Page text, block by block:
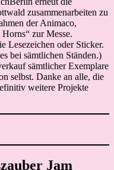
zusammenarbeiten zu
der Animaco,
zur Messe.
Lesezeichen oder Sticker.
bei sämtlichen Ständen.)
sämtlicher Exemplare
selbst. Danke an alle, die
weitere Projekte
Jam